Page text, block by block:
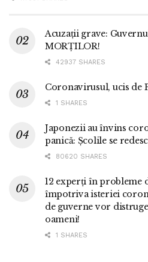
Acuzații grave:
MORȚILOR!
42937 SHARES
Coronavirusul, ucis de
1 SHARES
Japonezii au învins
panică: Școlile se
80620 SHARES
12 experți în probleme
împotriva isteriei
de guverne vor
oameni!
1 SHARES